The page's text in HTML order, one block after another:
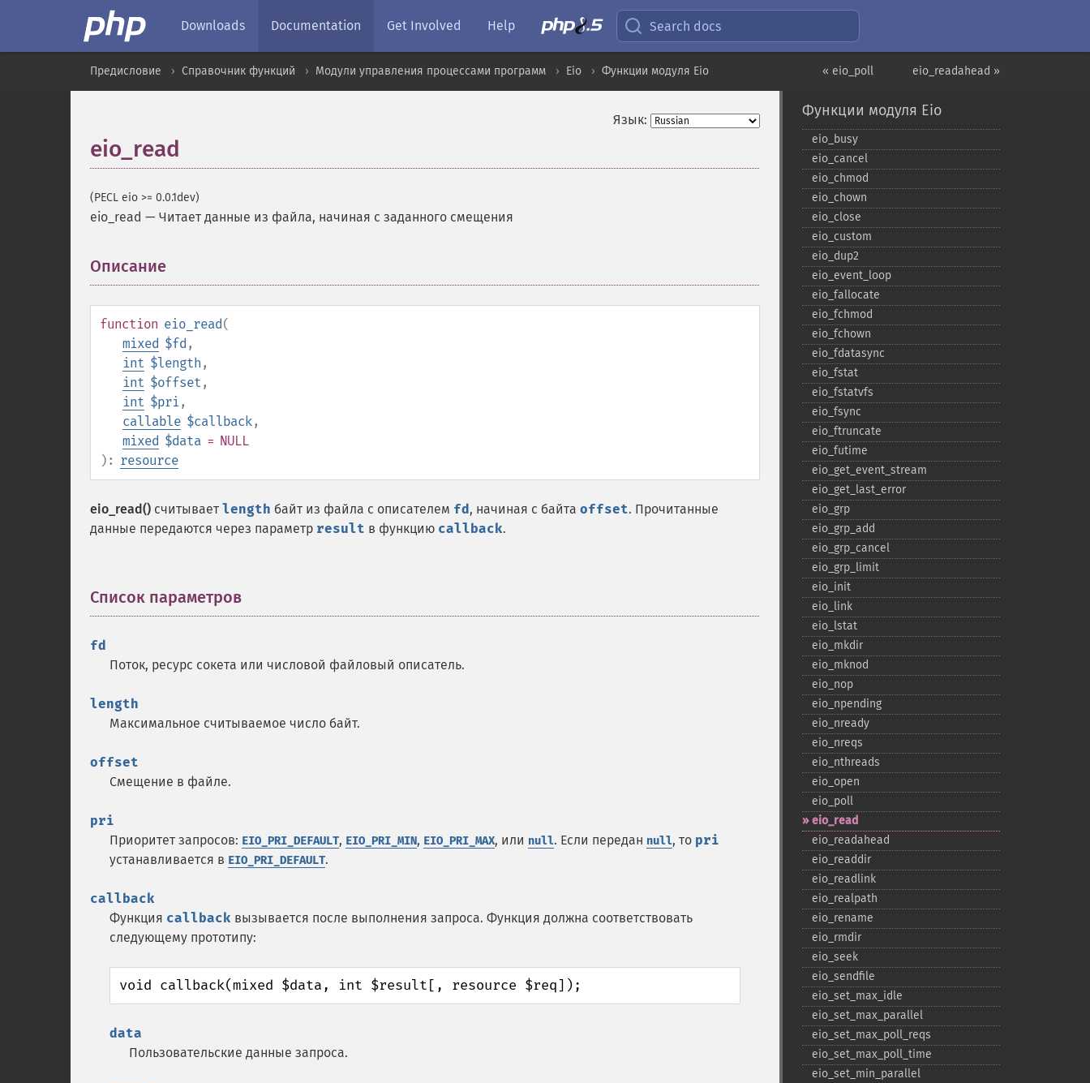
Downloads Documentation Get Involved Help Search docs
eio_readahead »
« eio_poll
Предисловие Справочник функций Модули управления процессами программ Eio Функции модуля Eio
Язык:
eio_read
(PECL eio >= 0.0.1dev)
eio_read — Читает данные из файла, начиная с заданного смещения
Описание
function eio_read(
mixed $fd ,
int $length ,
int $offset ,
int $pri,
callable $callback,
mixed $data = NULL
): resource
eio_read() считывает length байт из файла с описателем fd, начиная с байта offset. Прочитанные
данные передаются через параметр result в функцию callback.
Список параметров
fd
Поток, ресурс сокета или числовой файловый описатель.
length
Максимальное считываемое число байт.
offset
Смещение в файле.
pri
Приоритет запросов: EIO_PRI_DEFAULT, EIO_PRI_MIN, EIO_PRI_MAX, или null. Если передан null, то pri
устанавливается в EIO_PRI_DEFAULT.
callback
Функция callback вызывается после выполнения запроса. Функция должна соответствовать
следующему прототипу:
void callback(mixed $data, int $result[, resource $req]);
data
Пользовательские данные запроса.
Функции модуля Eio
eio_​busy
eio_​cancel
eio_​chmod
eio_​chown
eio_​close
eio_​custom
eio_​dup2
eio_​event_​loop
eio_​fallocate
eio_​fchmod
eio_​fchown
eio_​fdatasync
eio_​fstat
eio_​fstatvfs
eio_​fsync
eio_​ftruncate
eio_​futime
eio_​get_​event_​stream
eio_​get_​last_​error
eio_​grp
eio_​grp_​add
eio_​grp_​cancel
eio_​grp_​limit
eio_​init
eio_​link
eio_​lstat
eio_​mkdir
eio_​mknod
eio_​nop
eio_​npending
eio_​nready
eio_​nreqs
eio_​nthreads
eio_​open
eio_​poll
eio_​read
eio_​readahead
eio_​readdir
eio_​readlink
eio_​realpath
eio_​rename
eio_​rmdir
eio_​seek
eio_​sendfile
eio_​set_​max_​idle
eio_​set_​max_​parallel
eio_​set_​max_​poll_​reqs
eio_​set_​max_​poll_​time
eio_​set_​min_​parallel